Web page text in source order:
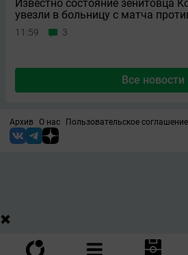
Известно состояние зенитовца
увезли в больницу с матча
11:59 3
Все новости
Архив О нас Пользовательское соглашение